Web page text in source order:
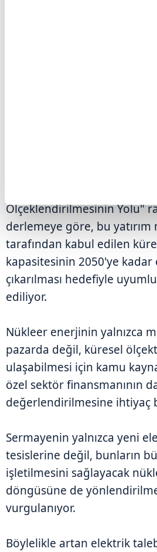
Ölçeklendirilmesinin Yolu"
derlemeye göre, bu yatırım
tarafından kabul edilen
kapasitesinin 2050'ye kadar
çıkarılması hedefiyle
ediliyor.
Nükleer enerjinin yalnızca
pazarda değil, küresel
ulaşabilmesi için kamu
özel sektör finansmanının
değerlendirilmesine ihtiyaç
Sermayenin yalnızca yeni
tesislerine değil, bunların
işletilmesini sağlayacak
döngüsüne de
vurgulanıyor.
Böylelikle artan elektrik